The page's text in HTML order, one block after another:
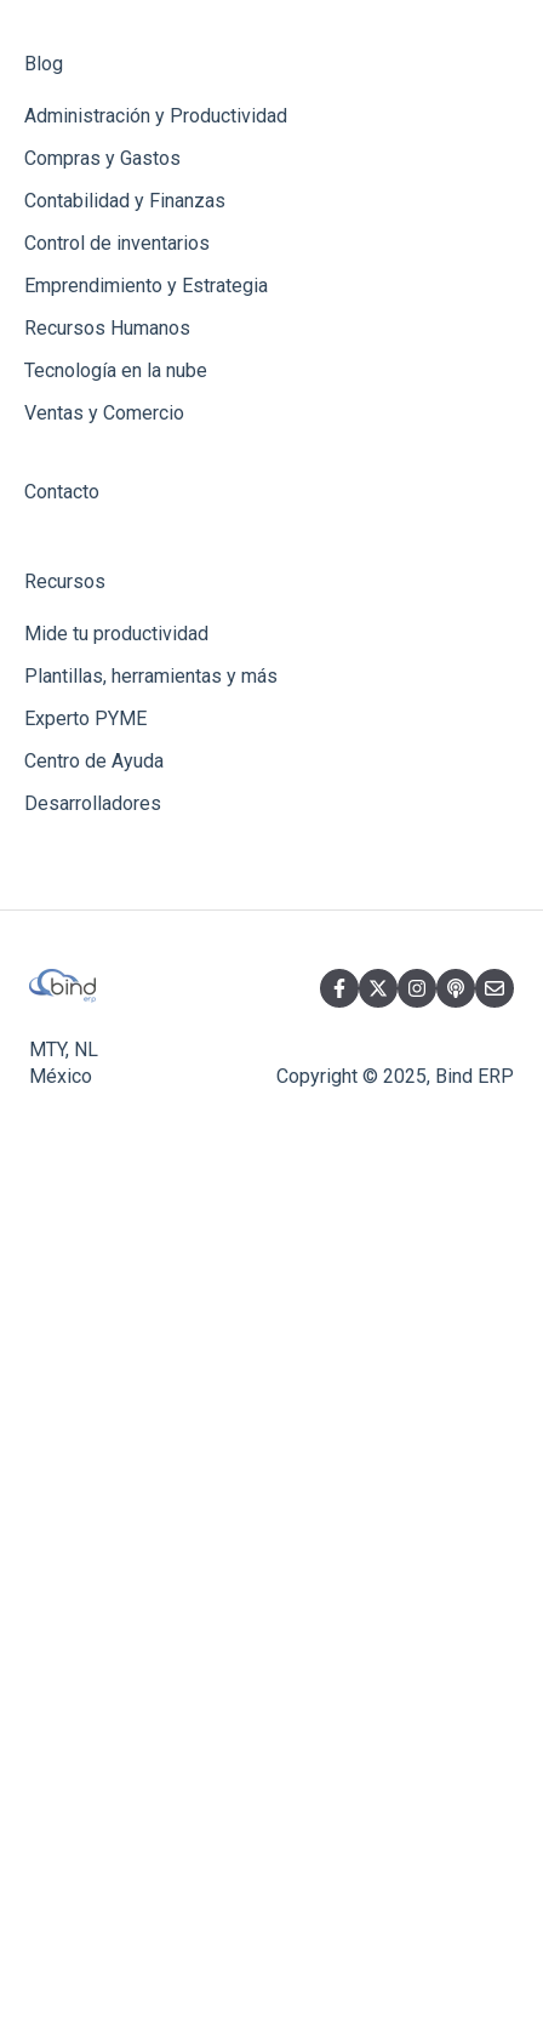
Usuarios
Productos
Clientes
Punto de Venta
Ingresos
Blog
Administración y Productividad
Compras y Gastos
Contabilidad y Finanzas
Control de inventarios
Emprendimiento y Estrategia
Recursos Humanos
Tecnología en la nube
Ventas y Comercio
Contacto
Recursos
Mide tu productividad
Plantillas, herramientas y más
Experto PYME
Centro de Ayuda
Desarrolladores
MTY, NL
México
Copyright © 2025, Bind ERP